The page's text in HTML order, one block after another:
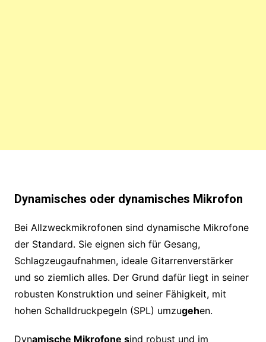
Dynamisches oder dynamisches Mikrofon
Bei Allzweckmikrofonen sind dynamische Mikrofone
der Standard. Sie eignen sich für Gesang,
Schlagzeugaufnahmen, ideale Gitarrenverstärker
und so ziemlich alles. Der Grund dafür liegt in seiner
robusten Konstruktion und seiner Fähigkeit, mit
hohen Schalldruckpegeln (SPL) umzugehen.
Dynamische Mikrofone sind robust und im